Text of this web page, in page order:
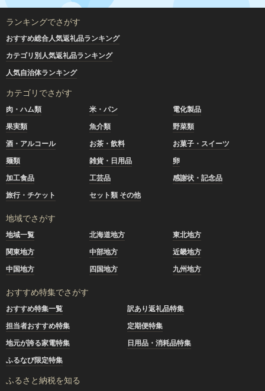
ランキングでさがす
おすすめ総合人気返礼品ランキング
カテゴリ別人気返礼品ランキング
人気自治体ランキング
カテゴリでさがす
肉・ハム類 米・パン
電化製品
果実類
魚介類
野菜類
酒・アルコール
お茶・飲料
お菓子・スイーツ
麺類
雑貨・日用品
卵
加工食品
工芸品
感謝状・記念品
旅行・チケット
セット類 その他
地域でさがす
地域一覧 北海道地方
東北地方
関東地方
中部地方
近畿地方
中国地方
四国地方 九州地方
おすすめ特集でさがす
おすすめ特集一覧
訳あり返礼品特集
担当者おすすめ特集
定期便特集
地元が誇る家電特集
日用品・消耗品特集
ふるなび限定特集
ふるさと納税を知る